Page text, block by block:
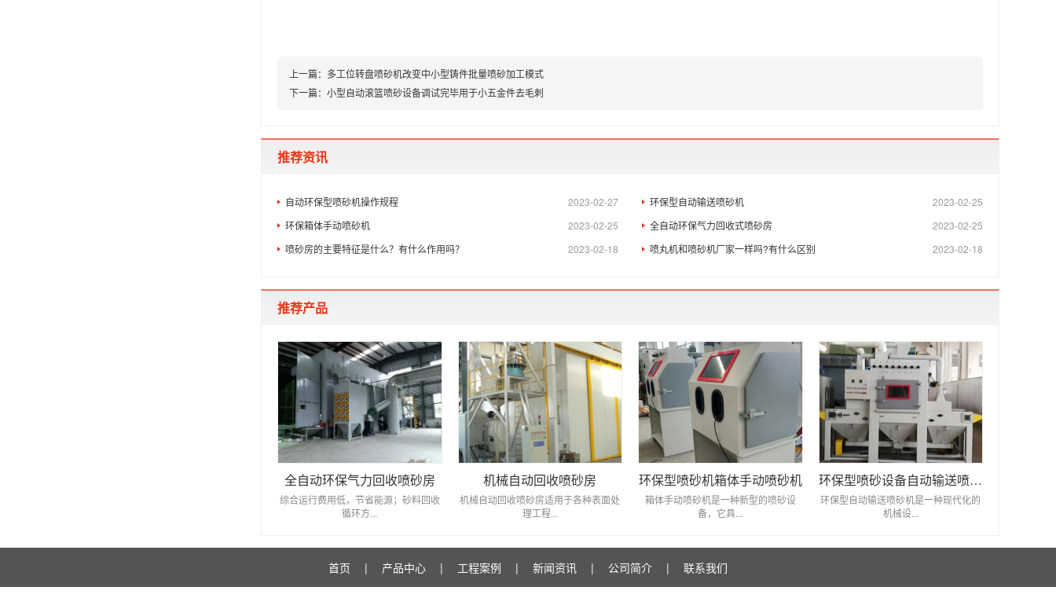
上一篇： 多工位转盘喷砂机改变中小型铸件批量喷砂加工模式
下一篇： 小型自动滚篮喷砂设备调试完毕用于小五金件去毛刺
推荐资讯
2023-02-27
自动环保型喷砂机操作规程 2023-02-25
环保型自动输送喷砂机
2023-02-25
环保箱体手动喷砂机 2023-02-25
全自动环保气力回收式喷砂房
2023-02-18
喷砂房的主要特征是什么？有什么作用吗？ 2023-02-18
喷丸机和喷砂机厂家一样吗?有什么区别
推荐产品
全自动环保气力回收喷砂房
综合运行费用低，节省能源；砂料回收
循环方...
机械自动回收喷砂房
机械自动回收喷砂房适用于各种表面处
理工程...
环保型喷砂机箱体手动喷砂机
箱体手动喷砂机是一种新型的喷砂设
备，它具...
环保型喷砂设备自动输送喷砂机
环保型自动输送喷砂机是一种现代化的
机械设...
首页 | 产品中心 | 工程案例 | 新闻资讯 | 公司简介 | 联系我们